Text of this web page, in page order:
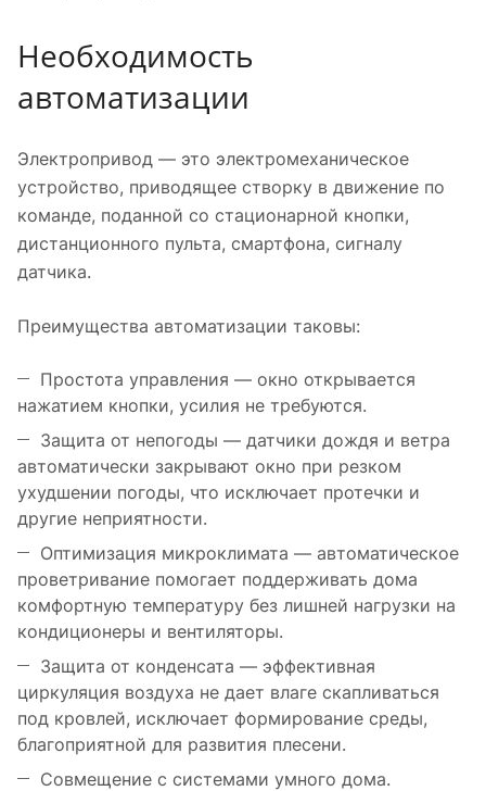
Необходимость
автоматизации
Электропривод — это электромеханическое
устройство, приводящее створку в движение по
команде, поданной со стационарной кнопки,
дистанционного пульта, смартфона, сигналу
датчика.
Преимущества автоматизации таковы:
Простота управления — окно открывается
нажатием кнопки, усилия не требуются.
Защита от непогоды — датчики дождя и ветра
автоматически закрывают окно при резком
ухудшении погоды, что исключает протечки и
другие неприятности.
Оптимизация микроклимата — автоматическое
проветривание помогает поддерживать дома
комфортную температуру без лишней нагрузки на
кондиционеры и вентиляторы.
Защита от конденсата — эффективная
циркуляция воздуха не дает влаге скапливаться
под кровлей, исключает формирование среды,
благоприятной для развития плесени.
Совмещение с системами умного дома.